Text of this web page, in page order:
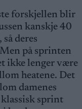
forskjellen blir
kanskje 40
deres
på sprinten
ikke lenger være
heatene. Det
damenes
sprint